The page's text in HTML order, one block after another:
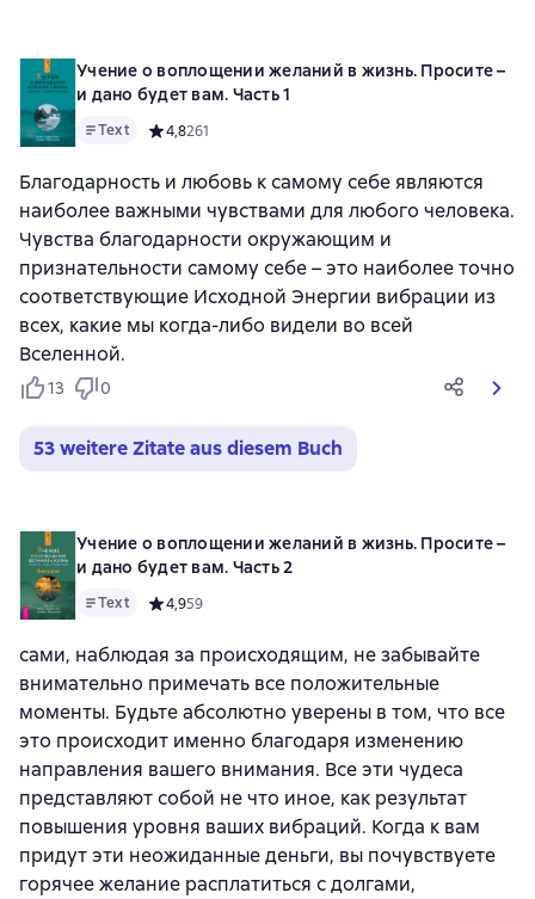
Учение о воплощении желаний в жизнь. Просите –
и дано будет вам. Часть 1
Text Средний рейтинг 4,8 на основе 261 оценок
4,8261
Благодарность и любовь к самому себе являются
наиболее важными чувствами для любого человека.
Чувства благодарности окружающим и
признательности самому себе – это наиболее точно
соответствующие Исходной Энергии вибрации из
всех, какие мы когда-либо видели во всей
Вселенной.
13 0
53 weitere Zitate aus diesem Buch
Учение о воплощении желаний в жизнь. Просите –
и дано будет вам. Часть 2
Text Средний рейтинг 4,9 на основе 59 оценок
4,959
сами, наблюдая за происходящим, не забывайте
внимательно примечать все положительные
моменты. Будьте абсолютно уверены в том, что все
это происходит именно благодаря изменению
направления вашего внимания. Все эти чудеса
представляют собой не что иное, как результат
повышения уровня ваших вибраций. Когда к вам
придут эти неожиданные деньги, вы почувствуете
горячее желание расплатиться с долгами,